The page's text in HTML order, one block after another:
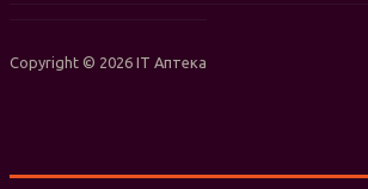
Copyright © 2026 IT Аптека